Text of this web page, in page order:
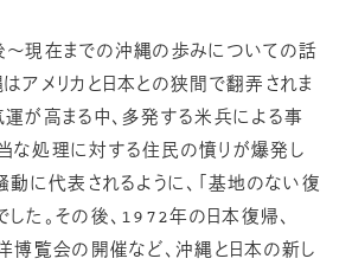
〜現在までの沖縄の歩みについての話
アメリカと日本との狭間で翻弄されま
運が高まる中、多発する米兵による事
な処理に対する住民の憤りが爆発し
に代表されるように、「基地のない復
た。その後、1972年の日本復帰、
覧会の開催など、沖縄と日本の新し